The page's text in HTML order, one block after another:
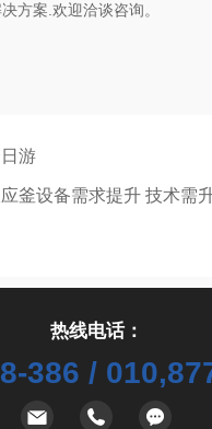
方案.欢迎洽谈咨询。
游
釜设备需求提升 技术需
热线电话：
386 /